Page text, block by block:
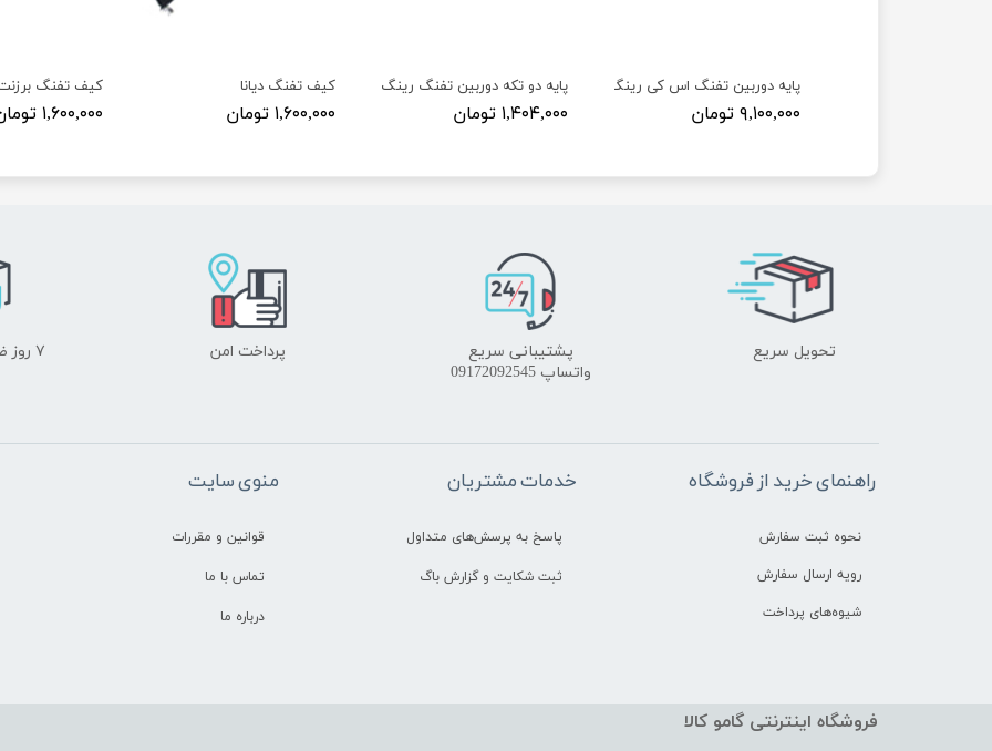
کیف تفنگ
۱,۶۰۰,۰۰۰ تومان
کیف تفنگ دیانا
۱,۶۰۰,۰۰۰ تومان
پایه دو تکه دوربین تفنگ رینگ 30ریل 11
۱,۴۰۴,۰۰۰ تومان
پایه دوربین تفنگ اس کی رینگ 25ریل11
۹,۱۰۰,۰۰۰ تومان
فروشگاه اینترنتی گامو کالا
تحویل سریع
پشتیبانی سریع
واتساپ 09172092545
پرداخت امن ۷ روز ضمانت بازگشت
راهنمای خرید از فروشگاه
نحوه ثبت سفارش
رویه ارسال سفارش
شیوه‌های پرداخت
خدمات مشتریان
پاسخ به پرسش‌های متداول
ثبت شکایت و گزارش باگ
منوی سایت
قوانین و مقررات
تماس با ما
درباره ما